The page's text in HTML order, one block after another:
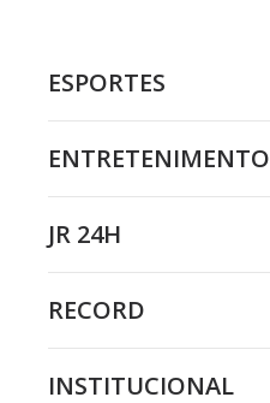
ESPORTES
ENTRETENIMENTO
JR 24H
RECORD
INSTITUCIONAL